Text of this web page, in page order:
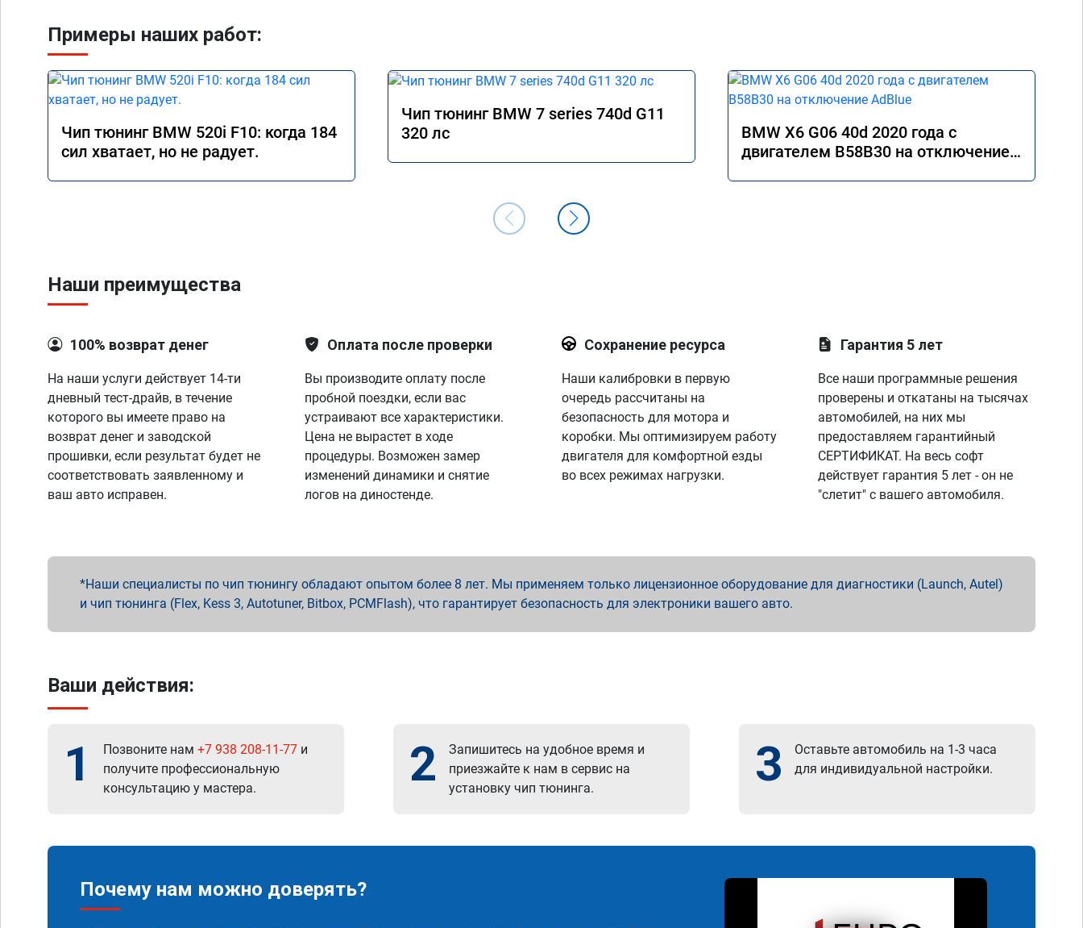
Примеры наших работ:
Чип тюнинг BMW 520i F10: когда 184
сил хватает, но не радует.
Чип тюнинг BMW 7 series 740d G11
320 лс
BMW X6 G06 40d 2020 года с
двигателем B58B30 на отключение
Наши преимущества
100% возврат денег
На наши услуги действует 14-ти
дневный тест-драйв, в течение
которого вы имеете право на
возврат денег и заводской
прошивки, если результат будет не
соответствовать заявленному и
ваш авто исправен.
Оплата после проверки
Вы производите оплату после
пробной поездки, если вас
устраивают все характеристики.
Цена не вырастет в ходе
процедуры. Возможен замер
изменений динамики и снятие
логов на диностенде.
Сохранение ресурса
Наши калибровки в первую
очередь рассчитаны на
безопасность для мотора и
коробки. Мы оптимизируем работу
двигателя для комфортной езды
во всех режимах нагрузки.
Гарантия 5 лет
Все наши программные решения
проверены и откатаны на тысячах
автомобилей, на них мы
предоставляем гарантийный
СЕРТИФИКАТ. На весь софт
действует гарантия 5 лет - он не
"слетит" с вашего автомобиля.
Наши специалисты по чип тюнингу обладают опытом более 8 лет. Мы применяем только лицензионное оборудование для диагностики (Launch, Autel)
и чип тюнинга (Flex, Kess 3, Autotuner, Bitbox, PCMFlash), что гарантирует безопасность для электроники вашего авто.
Ваши действия:
1 Позвоните нам +7 938 208-11-77 и
получите профессиональную
консультацию у мастера.
2
Запишитесь на удобное время и
приезжайте к нам в сервис на
установку чип тюнинга.
3
Оставьте автомобиль на 1-3 часа
для индивидуальной настройки.
Почему нам можно доверять?